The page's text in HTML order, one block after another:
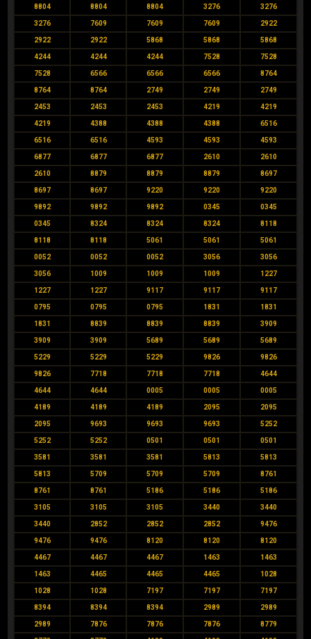
8804 8804 8804 3276 3276
3276 7609 7609 7609 2922
2922 2922 5868 5868 5868
4244 4244 4244 7528 7528
7528 6566 6566 6566 8764
8764 8764 2749 2749 2749
2453 2453 2453 4219 4219
4219 4388 4388 4388 6516
6516 6516 4593 4593 4593
6877 6877 6877 2610 2610
2610 8879 8879 8879 8697
8697 8697 9220 9220 9220
9892 9892 9892 0345 0345
0345 8324 8324 8324 8118
8118 8118 5061 5061 5061
0052 0052 0052 3056 3056
3056 1009 1009 1009 1227
1227 1227 9117 9117 9117
0795 0795 0795 1831 1831
1831 8839 8839 8839 3909
3909 3909 5689 5689 5689
5229 5229 5229 9826 9826
9826 7718 7718 7718 4644
4644 4644 0005 0005 0005
4189 4189 4189 2095 2095
2095 9693 9693 9693 5252
5252 5252 0501 0501 0501
3581 3581 3581 5813 5813
5813 5709 5709 5709 8761
8761 8761 5186 5186 5186
3105 3105 3105 3440 3440
3440 2852 2852 2852 9476
9476 9476 8120 8120 8120
4467 4467 4467 1463 1463
1463 4465 4465 4465 1028
1028 1028 7197 7197 7197
8394 8394 8394 2989 2989
2989 7876 7876 7876 8779